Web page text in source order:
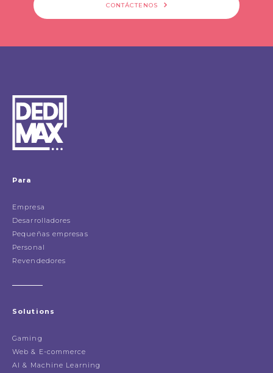
CONTÁCTENOS
Para
Empresa
Desarrolladores
Pequeñas empresas
Personal
Revendedores
Solutions
Gaming
Web & E-commerce
AI & Machine Learning